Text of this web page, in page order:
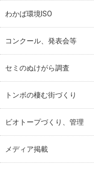
わかば環境ISO
コンクール、発表会等
セミのぬけがら調査
トンボの棲む街づくり
ビオトープづくり、管理
メディア掲載